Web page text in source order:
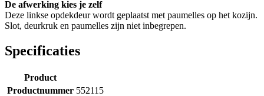
De afwerking kies je zelf
Deze linkse opdekdeur wordt geplaatst met paumelles op het kozijn.
Slot, deurkruk en paumelles zijn niet inbegrepen.
Specificaties
Product
Productnummer 552115